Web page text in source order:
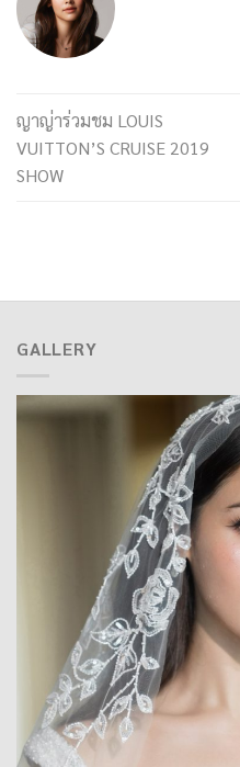
ญาญ่าร่วมชม LOUIS
VUITTON’S CRUISE 2019
SHOW
GALLERY